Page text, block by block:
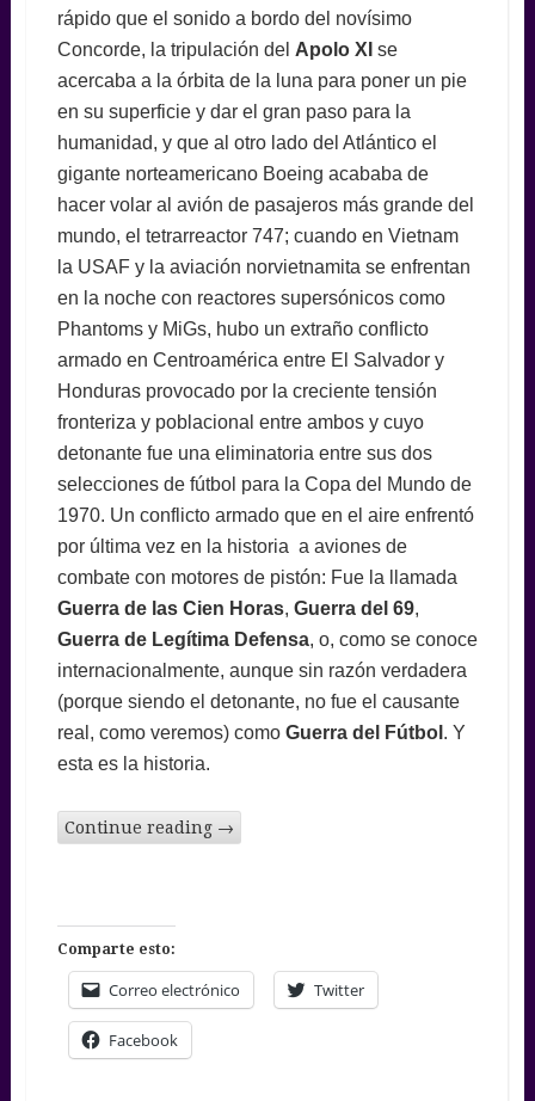
rápido que el sonido a bordo del novísimo
Concorde, la tripulación del Apolo XI se
acercaba a la órbita de la luna para poner un pie
en su superficie y dar el gran paso para la
humanidad, y que al otro lado del Atlántico el
gigante norteamericano Boeing acababa de
hacer volar al avión de pasajeros más grande del
mundo, el tetrarreactor 747; cuando en Vietnam
la USAF y la aviación norvietnamita se enfrentan
en la noche con reactores supersónicos como
Phantoms y MiGs, hubo un extraño conflicto
armado en Centroamérica entre El Salvador y
Honduras provocado por la creciente tensión
fronteriza y poblacional entre ambos y cuyo
detonante fue una eliminatoria entre sus dos
selecciones de fútbol para la Copa del Mundo de
1970. Un conflicto armado que en el aire enfrentó
por última vez en la historia a aviones de
combate con motores de pistón: Fue la llamada
Guerra de las Cien Horas, Guerra del 69,
Guerra de Legítima Defensa, o, como se conoce
internacionalmente, aunque sin razón verdadera
(porque siendo el detonante, no fue el causante
real, como veremos) como Guerra del Fútbol . Y
esta es la historia.
Continue reading →
Comparte esto:
Correo electrónico Twitter
Facebook